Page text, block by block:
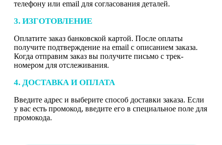
телефону или email для согласования деталей.
3. ИЗГОТОВЛЕНИЕ
Оплатите заказ банковской картой. После оплаты
получите подтверждение на email с описанием заказа.
Когда отправим заказ вы получите письмо с трек-
номером для отслеживания.
4. ДОСТАВКА И ОПЛАТА
Введите адрес и выберите способ доставки заказа. Если
у вас есть промокод, введите его в специальное поле для
промокода.